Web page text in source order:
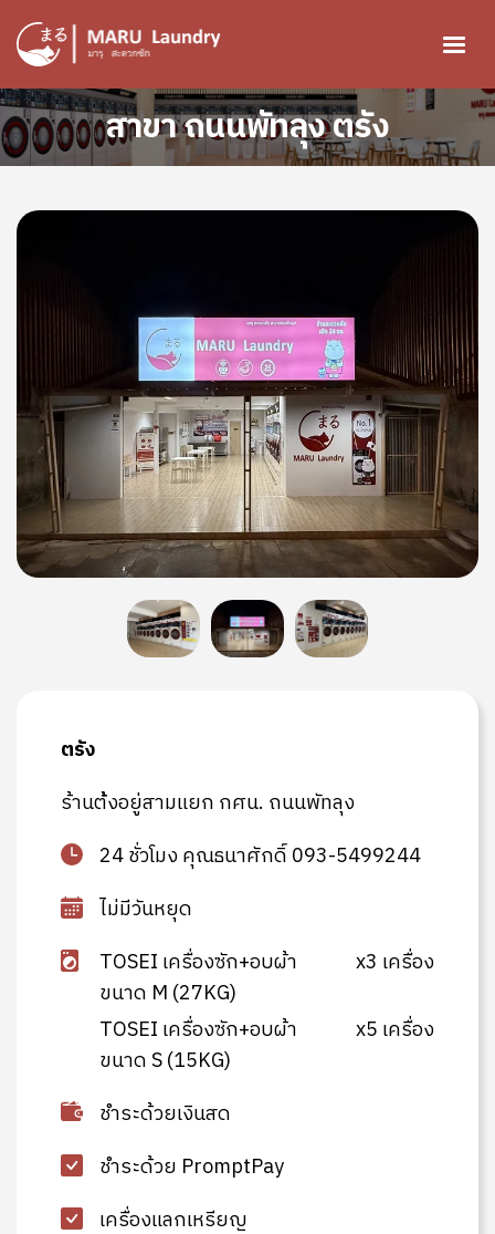
ข้ามไปยังเนื้อหาหลัก
สาขา ถนนพัทลุง ตรัง
Image
Image
Image
Image
ตรัง
ร้านต้้งอยู่สามแยก กศน. ถนนพัทลุง
24 ชั่วโมง คุณธนาศักดิ์ 093-5499244
ไม่มีวันหยุด
TOSEI เครื่องซัก+อบผ้า
ขนาด M (27KG)
x3 เครื่อง
TOSEI เครื่องซัก+อบผ้า
ขนาด S (15KG)
x5 เครื่อง
ชำระด้วยเงินสด
ชำระด้วย PromptPay
เครื่องแลกเหรียญ